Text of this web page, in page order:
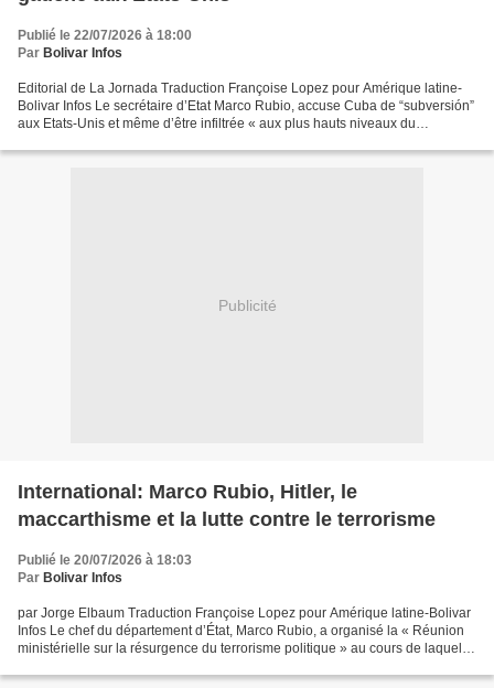
Publié le 22/07/2026 à 18:00
Par Bolivar Infos
Editorial de La Jornada Traduction Françoise Lopez pour Amérique latine-
Bolivar Infos Le secrétaire d’Etat Marco Rubio, accuse Cuba de “subversión”
aux Etats-Unis et même d’être infiltrée « aux plus hauts niveaux du
Publicité
International: Marco Rubio, Hitler, le
maccarthisme et la lutte contre le terrorisme
Publié le 20/07/2026 à 18:03
Par Bolivar Infos
par Jorge Elbaum Traduction Françoise Lopez pour Amérique latine-Bolivar
Infos Le chef du département d’État, Marco Rubio, a organisé la « Réunion
ministérielle sur la résurgence du terrorisme politique » au cours de laquelle